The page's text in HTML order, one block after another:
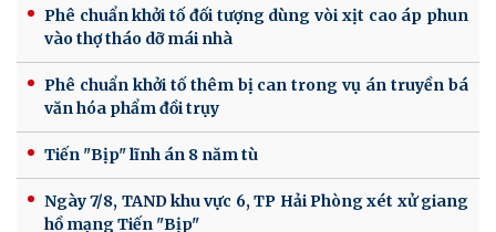
Phê chuẩn khởi tố đối tượng dùng vòi xịt cao áp phun
vào thợ tháo dỡ mái nhà
Phê chuẩn khởi tố thêm bị can trong vụ án truyền bá
văn hóa phẩm đồi trụy
Tiến "Bịp" lĩnh án 8 năm tù
Ngày 7/8, TAND khu vực 6, TP Hải Phòng xét xử giang
hồ mạng Tiến "Bịp"